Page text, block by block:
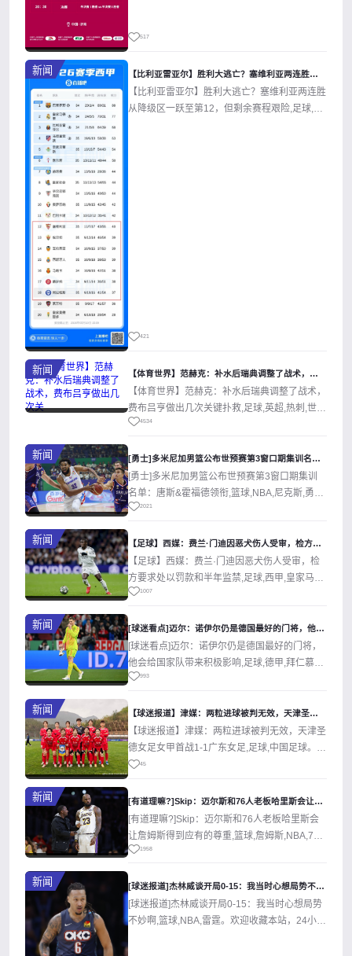
517
新闻 【比利亚雷亚尔】胜利大逃亡？塞维利亚两连胜从降级区一跃至第1
【比利亚雷亚尔】胜利大逃亡？塞维利亚两连胜
从降级区一跃至第12，但剩余赛程艰险,足球,西
421
新闻 【体育世界】范赫克：补水后瑞典调整了战术，费布吕亨做出几次关
【体育世界】范赫克：补水后瑞典调整了战术，
费布吕亨做出几次关键扑救,足球,英超,热刺,世界
杯。欢迎收藏本站，24小时为你...
4534
新闻 [勇士]多米尼加男篮公布世预赛第3窗口期集训名单：唐斯&霍福
[勇士]多米尼加男篮公布世预赛第3窗口期集训
名单：唐斯&霍福德领衔,篮球,NBA,尼克斯,勇
士。欢迎收藏本站，24小时为...
2021
新闻 【足球】西媒：费兰·门迪因恶犬伤人受审，检方要求处以罚款和半
【足球】西媒：费兰·门迪因恶犬伤人受审，检
方要求处以罚款和半年监禁,足球,西甲,皇家马德
里。欢迎收藏本站，24小时为你更...
1007
新闻 [球迷看点]迈尔：诺伊尔仍是德国最好的门将，他会给国家队带来
[球迷看点]迈尔：诺伊尔仍是德国最好的门将，
他会给国家队带来积极影响,足球,德甲,拜仁慕尼
黑,德国。欢迎收藏本站，24小...
993
新闻 【球迷报道】津媒：两粒进球被判无效，天津圣德女足女甲首战1-
【球迷报道】津媒：两粒进球被判无效，天津圣
德女足女甲首战1-1广东女足,足球,中国足球。欢
迎收藏本站，24小时为你更新最...
45
新闻 [有道理嘛?]Skip：迈尔斯和76人老板哈里斯会让詹姆斯得
[有道理嘛?]Skip：迈尔斯和76人老板哈里斯会
让詹姆斯得到应有的尊重,篮球,詹姆斯,NBA,76
人,skip。欢迎收...
1958
新闻 [球迷报道]杰林威谈开局0-15：我当时心想局势不妙啊
[球迷报道]杰林威谈开局0-15：我当时心想局势
不妙啊,篮球,NBA,雷霆。欢迎收藏本站，24小时